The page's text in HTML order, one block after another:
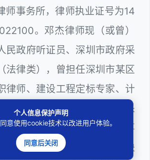
师事务所，律师执业证号为14
。邓杰律师现（或曾）
民政府听证员、深圳市政府采
法律类），曾担任深圳市某区
律师、建设工程定标专家、计
安全员，在建筑工务、政府采
工作多年，十分熟悉政府办事
为擅长互联网+平台（含区块
个人信息保护声明
意使用cookie技术以改进用户体验。
同意后关闭